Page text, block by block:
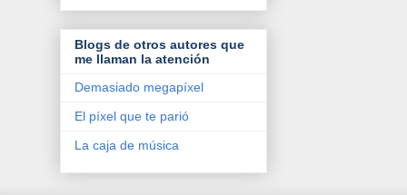
Blogs de otros autores que
me llaman la atención
Demasiado megapíxel
El píxel que te parió
La caja de música